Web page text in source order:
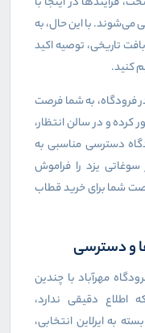
می‌شوند. با این حال، به
تاریخی، توصیه اکید
کنید.
فرودگاه، به شما فرصت
کرده و در سالن انتظار،
دسترسی مناسبی به
یزد را فراموش
شما برای خرید قطاب
و دسترسی
مهرآباد با چندین
اطلاع دقیقی ندارد،
به ایرلاین انتخابی،